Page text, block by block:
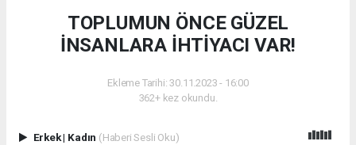
TOPLUMUN ÖNCE GÜZEL
İNSANLARA İHTİYACI VAR!
Ekleme Tarihi: 30.11.2023 - 16:00
362+ kez okundu.
Erkek| Kadın (Haberi Sesli Oku)